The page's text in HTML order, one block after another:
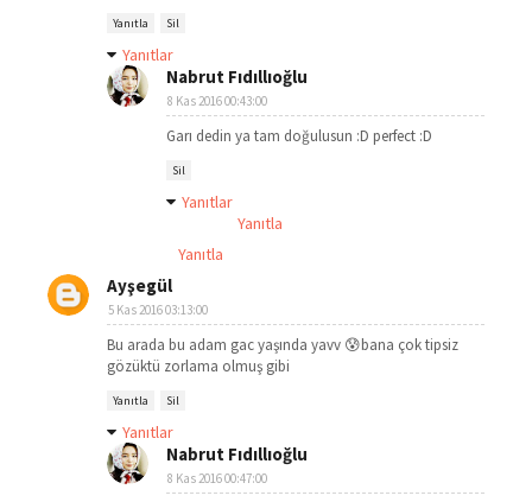
Yanıtla Sil
Yanıtlar
Nabrut Fıdıllıoğlu
8 Kas 2016 00:43:00
Garı dedin ya tam doğulusun :D perfect :D
Sil
Yanıtlar
Yanıtla
Yanıtla
Ayşegül
5 Kas 2016 03:13:00
Bu arada bu adam gac yaşında yavv 😰bana çok tipsiz
gözüktü zorlama olmuş gibi
Yanıtla Sil
Yanıtlar
Nabrut Fıdıllıoğlu
8 Kas 2016 00:47:00